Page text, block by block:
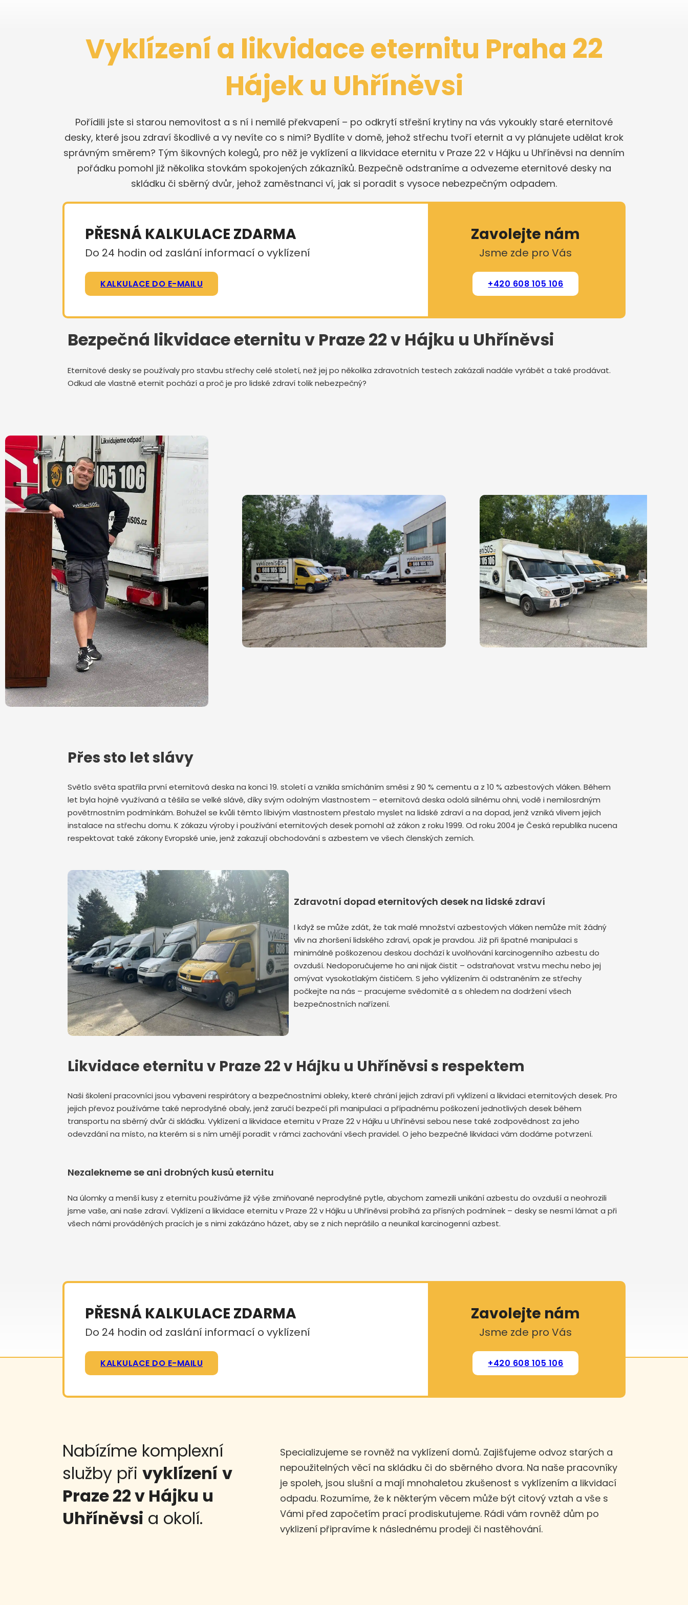
Vyklízení a likvidace eternitu Praha 22
Hájek u Uhříněvsi
Pořídili jste si starou nemovitost a s ní i nemilé překvapení – po odkrytí střešní krytiny na vás vykoukly staré eternitové
desky, které jsou zdraví škodlivé a vy nevíte co s nimi? Bydlíte v domě, jehož střechu tvoří eternit a vy plánujete udělat krok
správným směrem? Tým šikovných kolegů, pro něž je vyklízení a likvidace eternitu v Praze 22 v Hájku u Uhříněvsi na denním
pořádku pomohl již několika stovkám spokojených zákazníků. Bezpečně odstraníme a odvezeme eternitové desky na
skládku či sběrný dvůr, jehož zaměstnanci ví, jak si poradit s vysoce nebezpečným odpadem.
PŘESNÁ KALKULACE ZDARMA
Do 24 hodin od zaslání informací o vyklízení
KALKULACE DO E-MAILU
Zavolejte nám
Jsme zde pro Vás
+420 608 105 106
Bezpečná likvidace eternitu v Praze 22 v Hájku u Uhříněvsi
Eternitové desky se používaly pro stavbu střechy celé století, než jej po několika zdravotních testech zakázali nadále vyrábět a také prodávat.
Odkud ale vlastně eternit pochází a proč je pro lidské zdraví tolik nebezpečný?
Přes sto let slávy
Světlo světa spatřila první eternitová deska na konci 19. století a vznikla smícháním směsi z 90 % cementu a z 10 % azbestových vláken. Během
let byla hojně využívaná a těšila se velké slávě, díky svým odolným vlastnostem – eternitová deska odolá silnému ohni, vodě i nemilosrdným
povětrnostním podmínkám. Bohužel se kvůli těmto líbivým vlastnostem přestalo myslet na lidské zdraví a na dopad, jenž vzniká vlivem jejich
instalace na střechu domu. K zákazu výroby i používání eternitových desek pomohl až zákon z roku 1999. Od roku 2004 je Česká republika nucena
respektovat také zákony Evropské unie, jenž zakazují obchodování s azbestem ve všech členských zemích.
Zdravotní dopad eternitových desek na lidské zdraví
I když se může zdát, že tak malé množství azbestových vláken nemůže mít žádný
vliv na zhoršení lidského zdraví, opak je pravdou. Již při špatné manipulaci s
minimálně poškozenou deskou dochází k uvolňování karcinogenního azbestu do
ovzduší. Nedoporučujeme ho ani nijak čistit – odstraňovat vrstvu mechu nebo jej
omývat vysokotlakým čističem. S jeho vyklízením či odstraněním ze střechy
počkejte na nás – pracujeme svědomitě a s ohledem na dodržení všech
bezpečnostních nařízení.
Likvidace eternitu v Praze 22 v Hájku u Uhříněvsi s respektem
Naši školení pracovníci jsou vybaveni respirátory a bezpečnostními obleky, které chrání jejich zdraví při vyklízení a likvidaci eternitových desek. Pro
jejich převoz používáme také neprodyšné obaly, jenž zaručí bezpečí při manipulaci a případnému poškození jednotlivých desek během
transportu na sběrný dvůr či skládku. Vyklízení a likvidace eternitu v Praze 22 v Hájku u Uhříněvsi sebou nese také zodpovědnost za jeho
odevzdání na místo, na kterém si s ním umějí poradit v rámci zachování všech pravidel. O jeho bezpečné likvidaci vám dodáme potvrzení.
Nezalekneme se ani drobných kusů eternitu
Na úlomky a menší kusy z eternitu používáme již výše zmiňované neprodyšné pytle, abychom zamezili unikání azbestu do ovzduší a neohrozili
jsme vaše, ani naše zdraví. Vyklízení a likvidace eternitu v Praze 22 v Hájku u Uhříněvsi probíhá za přísných podmínek – desky se nesmí lámat a při
všech námi prováděných pracích je s nimi zakázáno házet, aby se z nich neprášilo a neunikal karcinogenní azbest.
PŘESNÁ KALKULACE ZDARMA
Do 24 hodin od zaslání informací o vyklízení
KALKULACE DO E-MAILU
Zavolejte nám
Jsme zde pro Vás
+420 608 105 106
Nabízíme komplexní
služby při vyklízení v
Praze 22 v Hájku u
Uhříněvsi a okolí.
Specializujeme se rovněž na vyklízení domů. Zajišťujeme odvoz starých a
nepoužitelných věcí na skládku či do sběrného dvora. Na naše pracovníky
je spoleh, jsou slušní a mají mnohaletou zkušenost s vyklízením a likvidací
odpadu. Rozumíme, že k některým věcem může být citový vztah a vše s
Vámi před započetím prací prodiskutujeme. Rádi vám rovněž dům po
vyklizení připravíme k následnému prodeji či nastěhování.
Odeslat zprávu